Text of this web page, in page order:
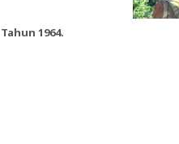
Tahun 1964.